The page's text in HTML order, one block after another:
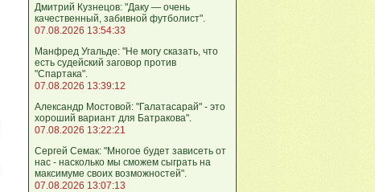
Дмитрий Кузнецов: "Даку — очень
качественный, забивной футболист".
07.08.2026 13:54:33
Манфред Угальде: "Не могу сказать, что
есть судейский заговор против
"Спартака".
07.08.2026 13:39:12
Александр Мостовой: "Галатасарай" - это
хороший вариант для Батракова".
07.08.2026 13:22:21
Сергей Семак: "Многое будет зависеть от
нас - насколько мы сможем сыграть на
максимуме своих возможностей".
07.08.2026 13:07:13